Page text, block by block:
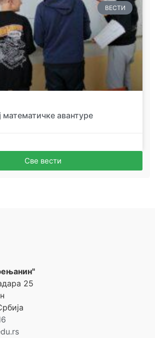
ВЕСТИ
математичке авантуре
Све вести
25